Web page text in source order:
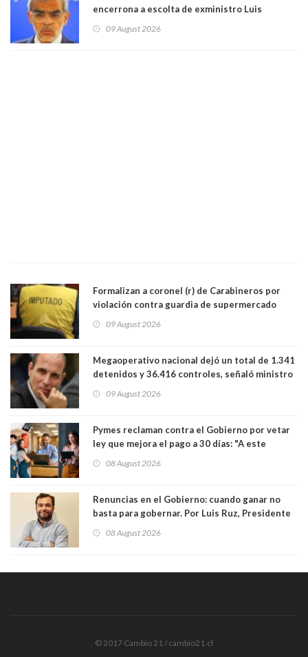
encerrona a escolta de exministro Luis
Lo Espejo
09 August 2026
Formalizan a coronel (r) de Carabineros por
violación contra guardia de supermercado
09 August 2026
Megaoperativo nacional dejó un total de 1.341
detenidos y 36.416 controles, señaló ministro
09 August 2026
Pymes reclaman contra el Gobierno por vetar
ley que mejora el pago a 30 días: "A este
medianas empresas"
08 August 2026
Renuncias en el Gobierno: cuando ganar no
basta para gobernar. Por Luis Ruz, Presidente
08 August 2026
© 2017 Cambio 21 / cambio21.cl